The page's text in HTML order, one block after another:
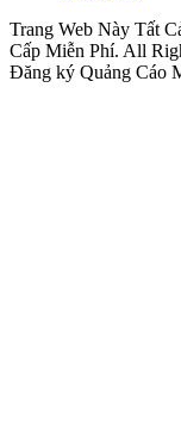
Trang Web Này Tất
Cấp Miễn Phí. All
Đăng ký Quảng Cáo